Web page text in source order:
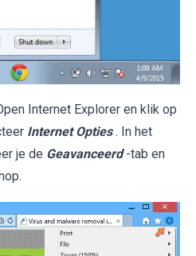
Internet Explorer en klik op
Internet Opties . In het
je de Geavanceerd -tab en